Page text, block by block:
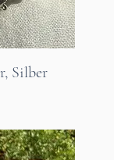
Silber